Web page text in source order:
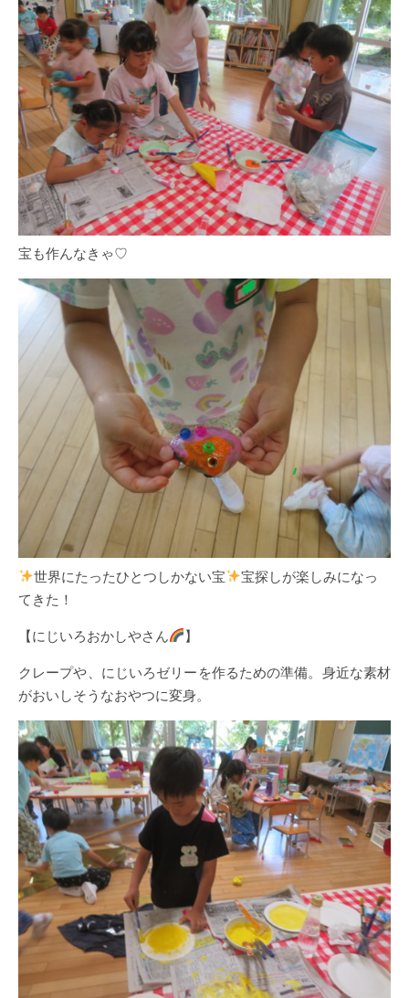
宝も作んなきゃ♡
世界にたったひとつしかない宝
宝探しが楽しみになっ
てきた！
【にじいろおかしやさん
】
クレープや、にじいろゼリーを作るための準備。身近な素材
がおいしそうなおやつに変身。